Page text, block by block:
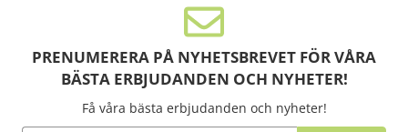
PRENUMERERA PÅ NYHETSBREVET FÖR VÅRA
BÄSTA ERBJUDANDEN OCH NYHETER!
Få våra bästa erbjudanden och nyheter!